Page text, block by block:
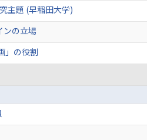
主題 (早稲田大学)
の立場
」の役割